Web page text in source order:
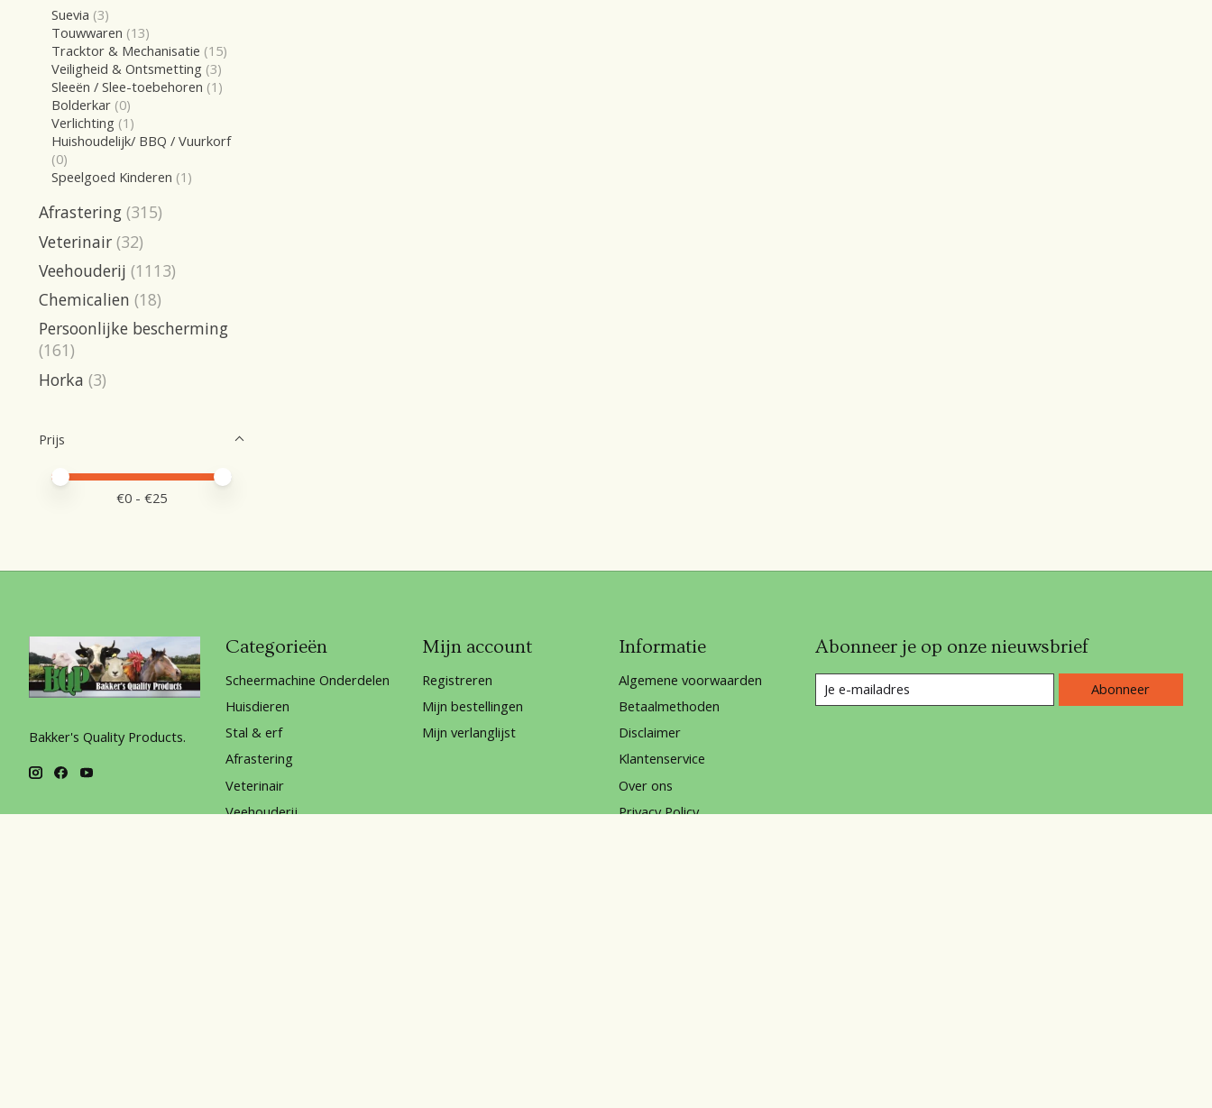
Suevia (3)
Touwwaren (13)
Tracktor & Mechanisatie (15)
Veiligheid & Ontsmetting (3)
Sleeën / Slee-toebehoren (1)
Bolderkar (0)
Verlichting (1)
Huishoudelijk/ BBQ / Vuurkorf
(0)
Speelgoed Kinderen (1)
Afrastering (315)
Veterinair (32)
Veehouderij (1113)
Chemicalien (18)
Persoonlijke bescherming
(161)
Horka (3)
Prijs
Minimale prijswaarde
Price maximum value
€0 - €25
Bakker's Quality Products.
Categorieën
Scheermachine Onderdelen
Huisdieren
Stal & erf
Afrastering
Veterinair
Veehouderij
Mijn account
Registreren
Mijn bestellingen
Mijn verlanglijst
Informatie
Algemene voorwaarden
Betaalmethoden
Disclaimer
Klantenservice
Over ons
Privacy Policy
Abonneer je op onze nieuwsbrief
Abonneer